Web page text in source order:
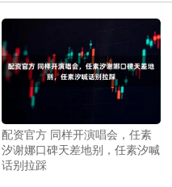
配资官方 同样开演唱会，任素
汐谢娜口碑天差地别，任素汐喊
话别拉踩